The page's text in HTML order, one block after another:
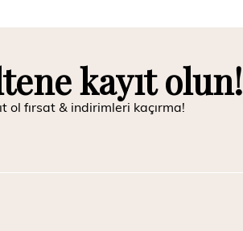
kayıt olun!
ol fırsat & indirimleri kaçırma!